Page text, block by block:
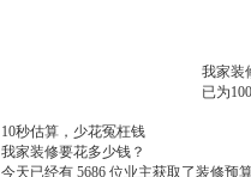
我家装
已为
10秒估算，少花冤枉钱
我家装修要花多少钱？
今天已经有 5686 位业主获取了装修预